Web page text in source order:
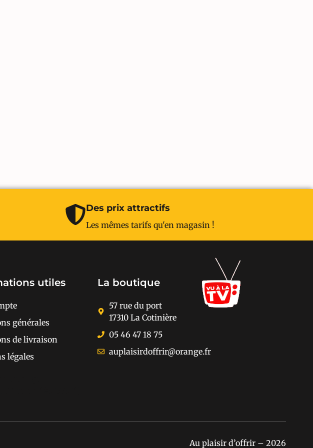
Des prix attractifs
Les mêmes tarifs qu'en magasin !
utiles
générales
de livraison
légales
La boutique
57 rue du port
17310 La Cotinière
05 46 47 18 75
auplaisirdoffrir@orange.fr
Au plaisir d’offrir – 2026